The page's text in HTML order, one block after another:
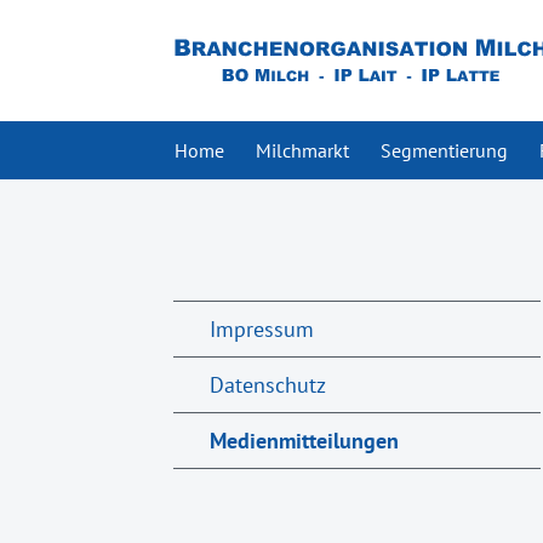
Home Milchmarkt Segmentierung
Impressum
Datenschutz
Medienmitteilungen